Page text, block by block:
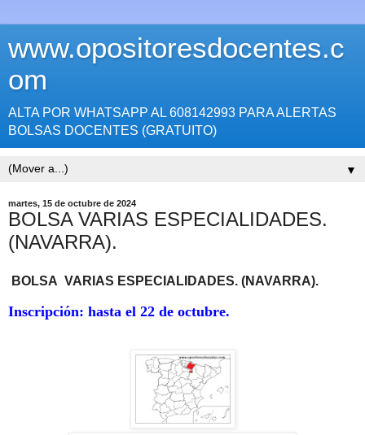
www.opositoresdocentes.c
om
ALTA POR WHATSAPP AL 608142993 PARA ALERTAS
BOLSAS DOCENTES (GRATUITO)
▼
martes, 15 de octubre de 2024
BOLSA VARIAS ESPECIALIDADES.
(NAVARRA).
BOLSA VARIAS ESPECIALIDADES. (NAVARRA).
Inscripción: hasta el 22 de octubre.